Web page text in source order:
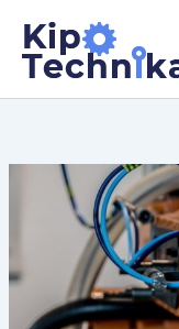
Inhalt
springen